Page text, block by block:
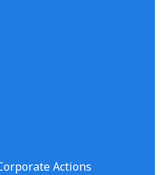
Actions